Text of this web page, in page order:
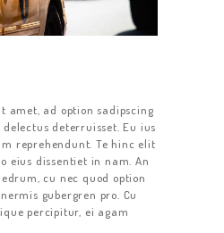
amet, ad option sadipscing
deterruisset. Eu ius
reprehendunt. Te hinc elit
eius dissentiet in nam. An
cu nec quod option
gubergren pro. Cu
percipitur, ei agam